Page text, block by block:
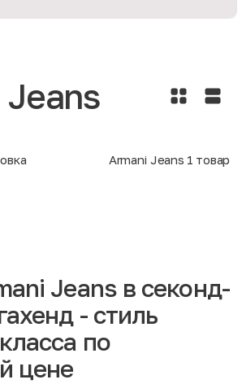
Armani Jeans 1 товар
Jeans в секонд-
- стиль
по
цене